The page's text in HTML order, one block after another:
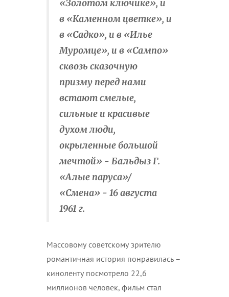
«Золотом ключике», и
в «Каменном цветке», и
в «Садко», и в «Илье
Муромце», и в «Сампо»
сквозь сказочную
призму перед нами
встают смелые,
сильные и красивые
духом люди,
окрыленные большой
мечтой» - Бальдыз Г.
«Алые паруса»/
«Смена» - 16 августа
1961 г.
Массовому советскому зрителю
романтичная история понравилась –
киноленту посмотрело 22,6
миллионов человек, фильм стал